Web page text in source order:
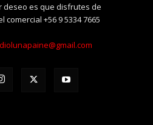
deseo es que disfrutes de
+56 9 5334 7665